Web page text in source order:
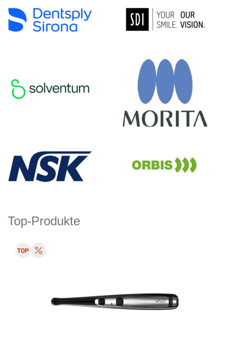
Top-Produkte